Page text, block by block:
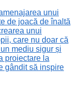
unui
de joacă de înaltă
unui
care nu doar că
mediu sigur și
proiectare la
gândit să inspire